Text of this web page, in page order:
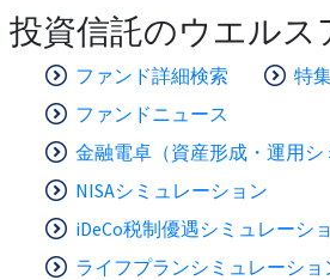
投資信託のウエルス
ファンド詳細検索
特
ファンドニュース
金融電卓（資産形成・運用シ
NISAシミュレーション
iDeCo税制優遇シミュレーシ
ライフプランシミュレーショ